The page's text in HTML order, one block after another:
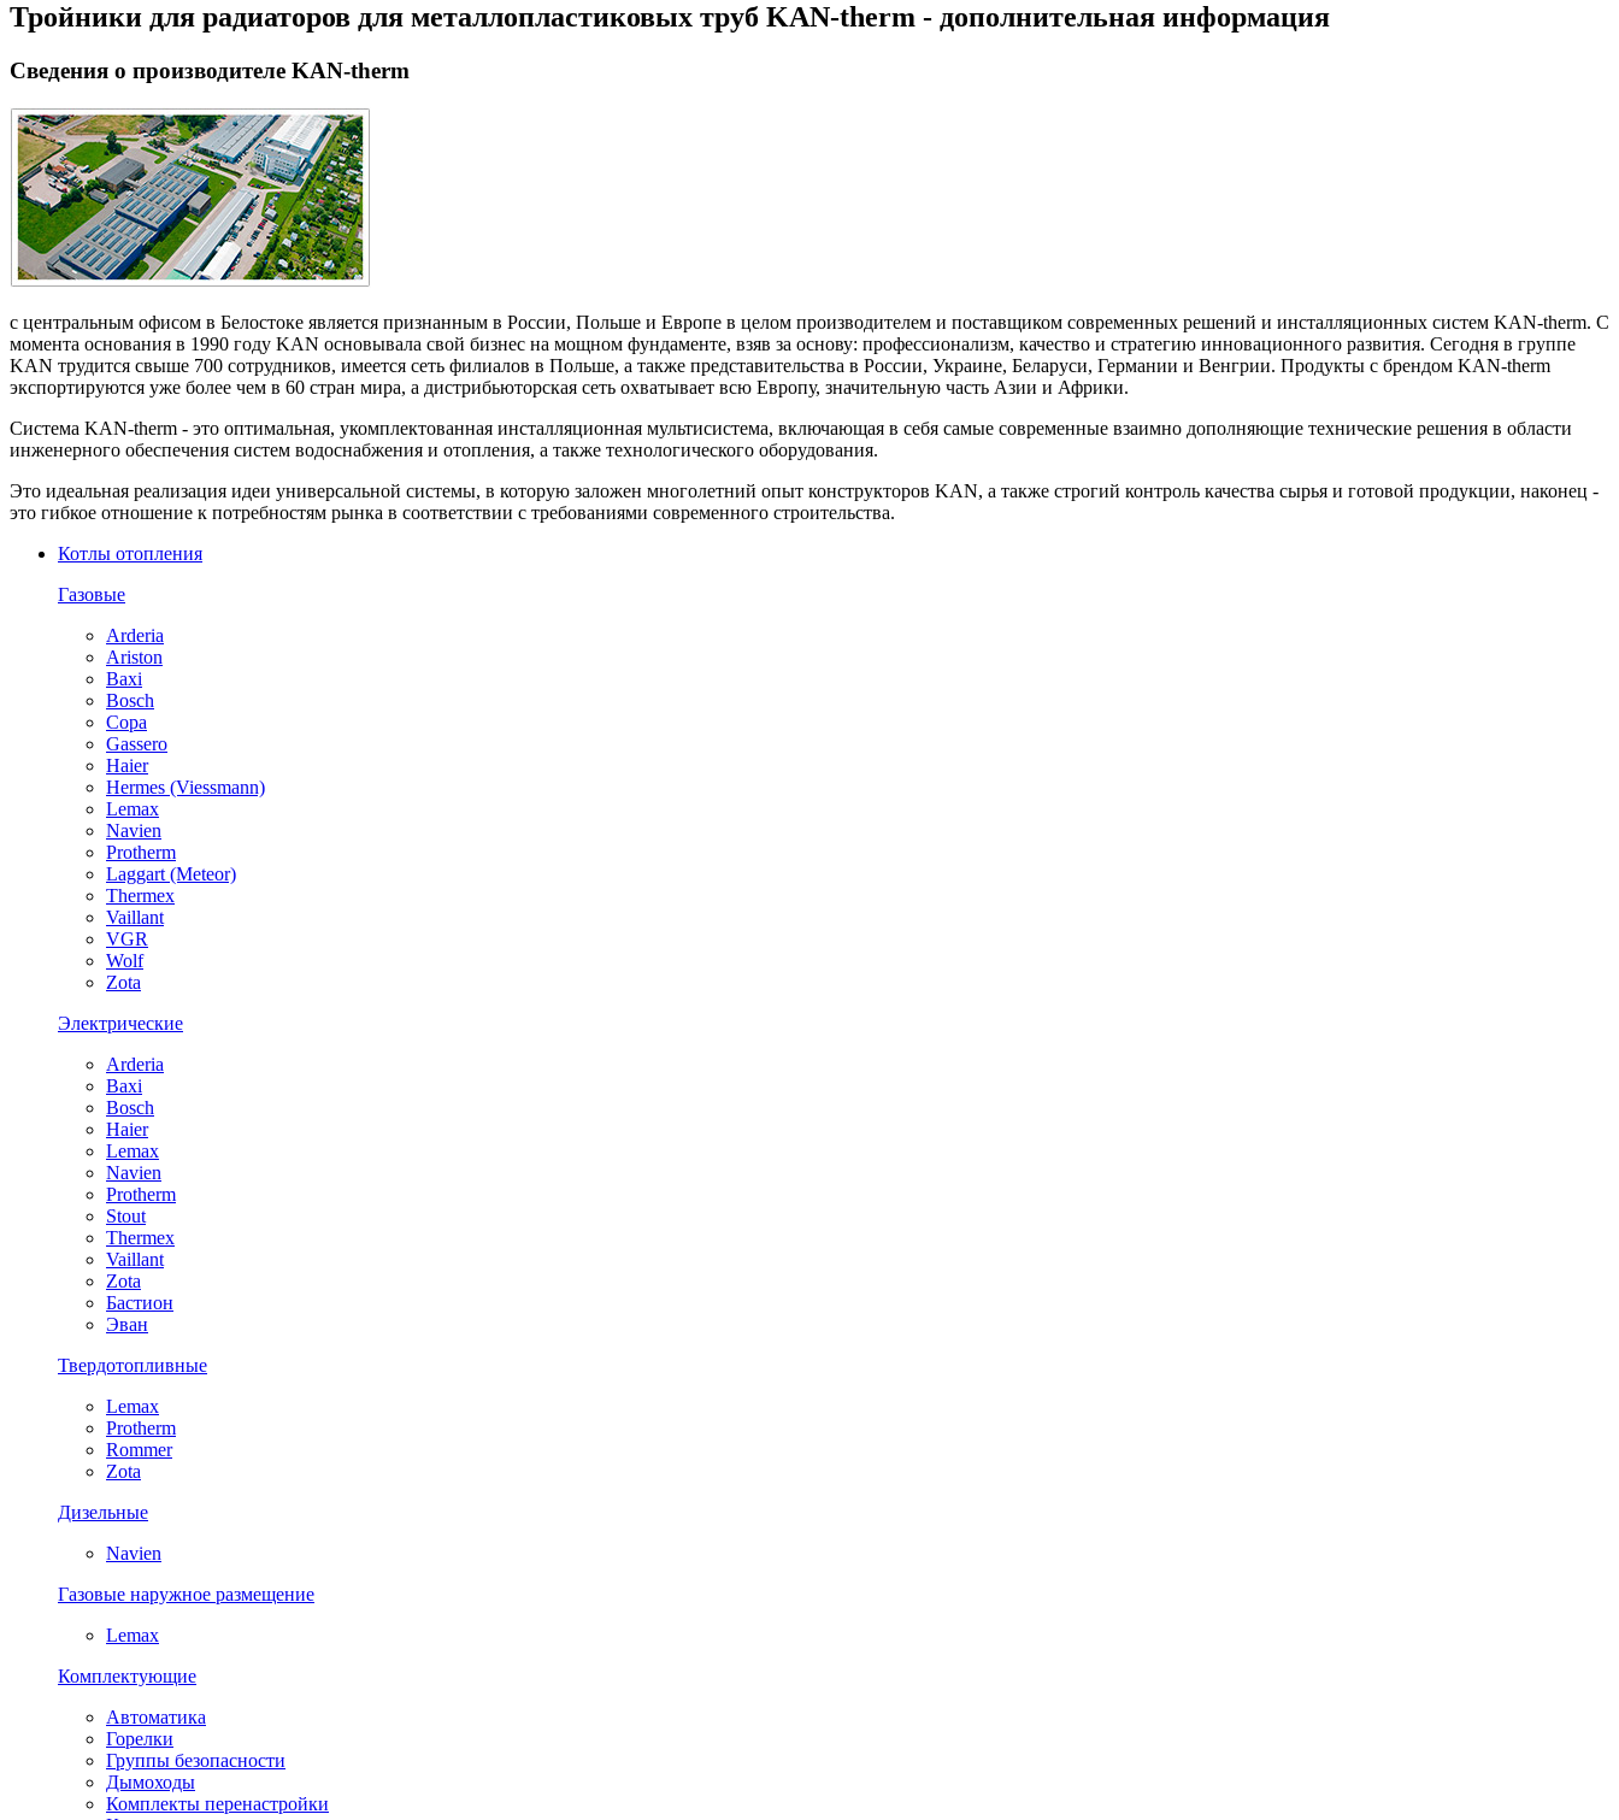
Тройники для радиаторов для металлопластиковых труб KAN-therm - дополнительная информация
Сведения о производителе KAN-therm
с центральным офисом в Белостоке является признанным в России, Польше и Европе в целом производителем и поставщиком современных решений и инсталляционных систем KAN-therm. С
момента основания в 1990 году KAN основывала свой бизнес на мощном фундаменте, взяв за основу: профессионализм, качество и стратегию инновационного развития. Сегодня в группе
KAN трудится свыше 700 сотрудников, имеется сеть филиалов в Польше, а также представительства в России, Украине, Беларуси, Германии и Венгрии. Продукты с брендом KAN-therm
экспортируются уже более чем в 60 стран мира, а дистрибьюторская сеть охватывает всю Европу, значительную часть Азии и Африки.
Система KAN-therm - это оптимальная, укомплектованная инсталляционная мультисистема, включающая в себя самые современные взаимно дополняющие технические решения в области
инженерного обеспечения систем водоснабжения и отопления, а также технологического оборудования.
Это идеальная реализация идеи универсальной системы, в которую заложен многолетний опыт конструкторов KAN, а также строгий контроль качества сырья и готовой продукции, наконец -
это гибкое отношение к потребностям рынка в соответствии с требованиями современного строительства.
Котлы отопления
Газовые
Arderia
Ariston
Baxi
Bosch
Copa
Gassero
Haier
Hermes (Viessmann)
Lemax
Navien
Protherm
Laggart (Meteor)
Thermex
Vaillant
VGR
Wolf
Zota
Электрические
Arderia
Baxi
Bosch
Haier
Lemax
Navien
Protherm
Stout
Thermex
Vaillant
Zota
Бастион
Эван
Твердотопливные
Lemax
Protherm
Rommer
Zota
Дизельные
Navien
Газовые наружное размещение
Lemax
Комплектующие
Автоматика
Горелки
Группы безопасности
Дымоходы
Комплекты перенастройки